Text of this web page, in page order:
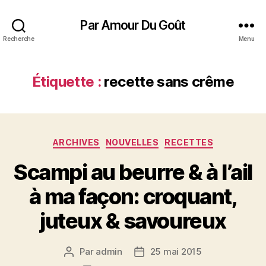
Recherche
Par Amour Du Goût
Menu
Étiquette : recette sans crême
Catégories
ARCHIVES NOUVELLES RECETTES
Scampi au beurre & à l’ail
à ma façon: croquant,
juteux & savoureux
Auteur
Par admin
Date25 mai 2015